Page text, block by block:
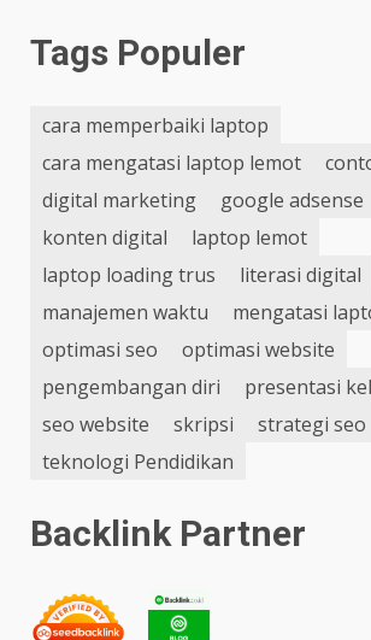
Tags Populer
cara memperbaiki laptop
cara mengatasi laptop lemot
digital marketing
google adsense
konten digital
laptop lemot
laptop loading trus
literasi digital
manajemen waktu
mengatasi
optimasi seo
optimasi website
pengembangan diri
presentasi
seo website
skripsi strategi seo
teknologi Pendidikan
Backlink Partner